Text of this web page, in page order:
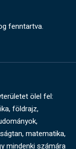
fenntartva.
ölel fel:
földrajz,
matematika,
mindenki számára